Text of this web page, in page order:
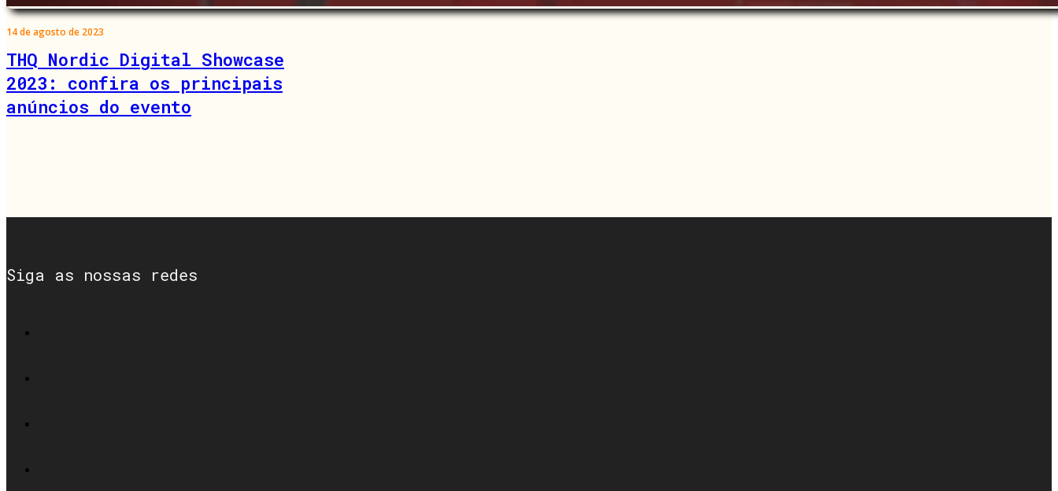
14 de agosto de 2023
THQ Nordic Digital Showcase
2023: confira os principais
anúncios do evento
Siga as nossas redes